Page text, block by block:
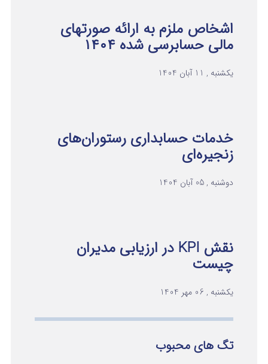
اشخاص ملزم به ارائه صورتهای
مالی حسابرسی شده ۱۴۰۴
یکشنبه , 11 آبان 1404
خدمات حسابداری رستوران‌های
زنجیره‌ای
دوشنبه , 05 آبان 1404
نقش KPI در ارزیابی مدیران
چیست
یکشنبه , 06 مهر 1404
تگ های محبوب